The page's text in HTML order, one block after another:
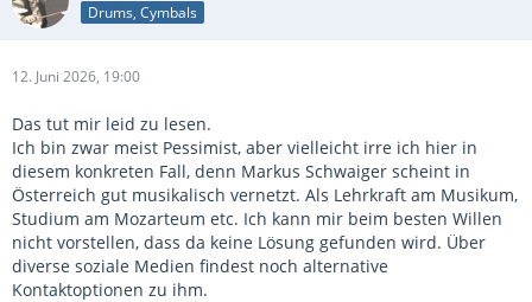
Drums, Cymbals
12. Juni 2026, 19:00
Das tut mir leid zu lesen.
Ich bin zwar meist Pessimist, aber vielleicht irre ich hier in
diesem konkreten Fall, denn Markus Schwaiger scheint in
Österreich gut musikalisch vernetzt. Als Lehrkraft am Musikum,
Studium am Mozarteum etc. Ich kann mir beim besten Willen
nicht vorstellen, dass da keine Lösung gefunden wird. Über
diverse soziale Medien findest noch alternative
Kontaktoptionen zu ihm.